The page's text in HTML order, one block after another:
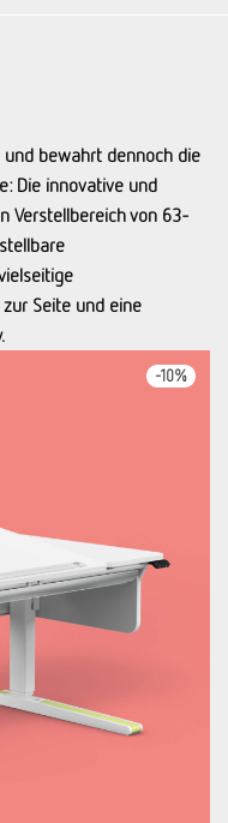
bewahrt dennoch die
Die innovative und
Verstellbereich von 63-
Seite und eine
-10%